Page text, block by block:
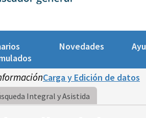
Novedades
Carga y Edición de datos
Integral y Asistida